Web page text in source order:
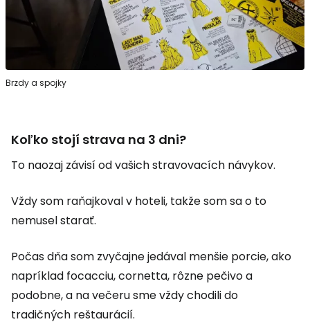
Brzdy a spojky
Koľko stojí strava na 3 dni?
To naozaj závisí od vašich stravovacích návykov.
Vždy som raňajkoval v hoteli, takže som sa o to
nemusel starať.
Počas dňa som zvyčajne jedával menšie porcie, ako
napríklad focacciu, cornetta, rôzne pečivo a
podobne, a na večeru sme vždy chodili do
tradičných reštaurácií.